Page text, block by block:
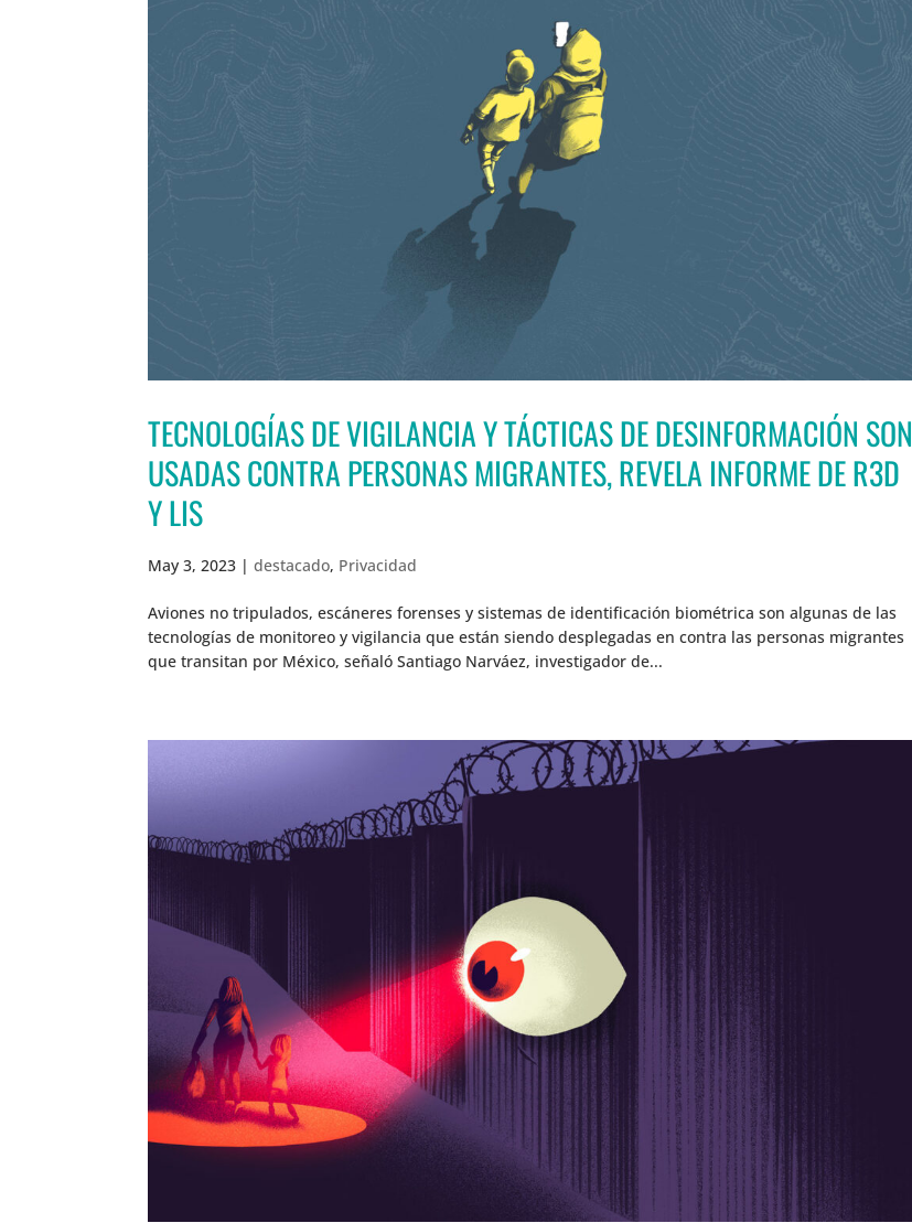
TECNOLOGÍAS DE VIGILANCIA Y TÁCTICAS DE DESINFORMACIÓN SON
USADAS CONTRA PERSONAS MIGRANTES, REVELA INFORME DE R3D
Y LIS
May 3, 2023 |destacado, Privacidad
Aviones no tripulados, escáneres forenses y sistemas de identificación biométrica son algunas de las
tecnologías de monitoreo y vigilancia que están siendo desplegadas en contra las personas migrantes
que transitan por México, señaló Santiago Narváez, investigador de...